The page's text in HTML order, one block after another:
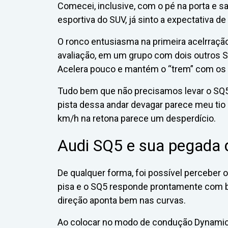
Comecei, inclusive, com o pé na porta e
esportiva do SUV, já sinto a expectativa
O ronco entusiasma na primeira
avaliação, em um grupo com dois outros
Acelera pouco e mantém o “trem” com
Tudo bem que não precisamos levar o
pista dessa andar devagar parece meu
km/h na retona parece um desperdício.
Audi SQ5 e sua pegada
De qualquer forma, foi possível perceber
pisa e o SQ5 responde prontamente
direção aponta bem nas curvas.
Ao colocar no modo de condução